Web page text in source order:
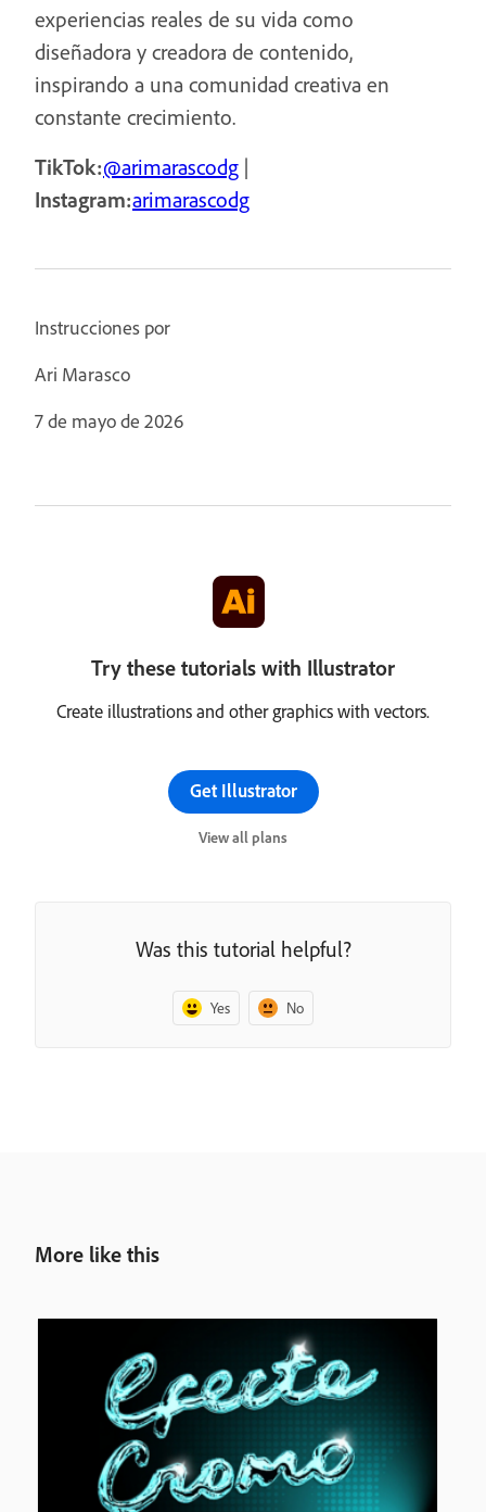
experiencias reales de su vida como
diseñadora y creadora de contenido,
inspirando a una comunidad creativa en
constante crecimiento.
TikTok:@arimarascodg |
Instagram:arimarascodg
Instrucciones por
Ari Marasco
7 de mayo de 2026
Try these tutorials with Illustrator
Create illustrations and other graphics with vectors.
Get Illustrator
View all plans
Was this tutorial helpful?
Yes No
More like this